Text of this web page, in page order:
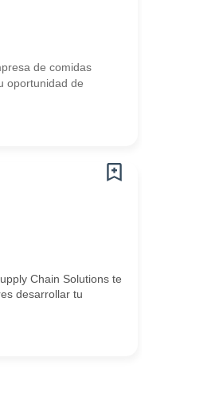
de comidas
oportunidad de
Chain Solutions te
desarrollar tu